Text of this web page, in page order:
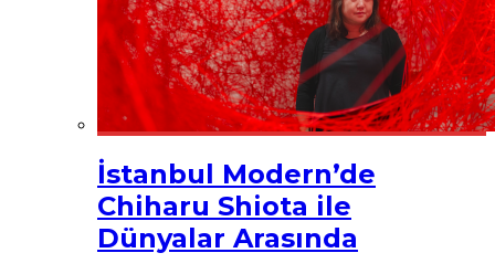
İstanbul Modern’de
Chiharu Shiota ile
Dünyalar Arasında